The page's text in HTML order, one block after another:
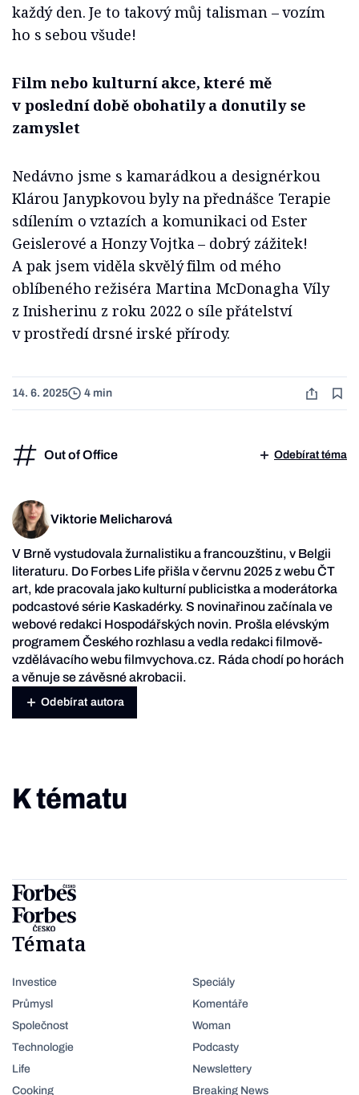
každý den. Je to takový můj talisman – vozím
ho s sebou všude!
Film nebo kulturní akce, které mě
v poslední době obohatily a donutily se
zamyslet
Nedávno jsme s kamarádkou a designérkou
Klárou Janypkovou byly na přednášce Terapie
sdílením o vztazích a komunikaci od Ester
Geislerové a Honzy Vojtka – dobrý zážitek!
A pak jsem viděla skvělý film od mého
oblíbeného režiséra Martina McDonagha Víly
z Inisherinu z roku 2022 o síle přátelství
v prostředí drsné irské přírody.
14. 6. 2025 4 min
Out of Office Odebírat téma
Viktorie Melicharová
V Brně vystudovala žurnalistiku a francouzštinu, v Belgii
literaturu. Do Forbes Life přišla v červnu 2025 z webu ČT
art, kde pracovala jako kulturní publicistka a moderátorka
podcastové série Kaskadérky. S novinařinou začínala ve
webové redakci Hospodářských novin. Prošla elévským
programem Českého rozhlasu a vedla redakci filmově-
vzdělávacího webu filmvychova.cz. Ráda chodí po horách
a věnuje se závěsné akrobacii.
Odebírat autora
K tématu
Témata
Investice
Průmysl
Společnost
Technologie
Life
Cooking
Speciály
Komentáře
Woman
Podcasty
Newslettery
Breaking News